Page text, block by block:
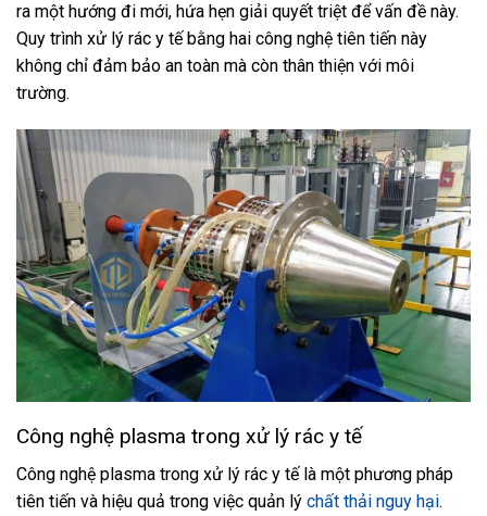
ra một hướng đi mới, hứa hẹn giải quyết triệt để vấn đề này.
Quy trình xử lý rác y tế bằng hai công nghệ tiên tiến này
không chỉ đảm bảo an toàn mà còn thân thiện với môi
trường.
Công nghệ plasma trong xử lý rác y tế
Công nghệ plasma trong xử lý rác y tế là một phương pháp
tiên tiến và hiệu quả trong việc quản lý chất thải nguy hại.